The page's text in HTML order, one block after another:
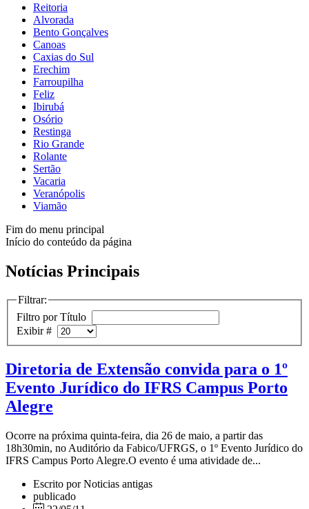
Reitoria
Alvorada
Bento Gonçalves
Canoas
Caxias do Sul
Erechim
Farroupilha
Feliz
Ibirubá
Osório
Restinga
Rio Grande
Rolante
Sertão
Vacaria
Veranópolis
Viamão
Fim do menu principal
Início do conteúdo da página
Notícias Principais
Filtrar:
Filtro por Título
Exibir #
Diretoria de Extensão convida para o 1º
Evento Jurídico do IFRS Campus Porto
Alegre
Ocorre na próxima quinta-feira, dia 26 de maio, a partir das
18h30min, no Auditório da Fabico/UFRGS, o 1º Evento Jurídico do
IFRS Campus Porto Alegre.O evento é uma atividade de...
Escrito por Noticias antigas
publicado